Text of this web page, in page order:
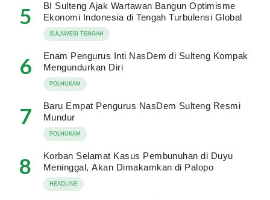
5
BI Sulteng Ajak Wartawan Bangun Optimisme
Ekonomi Indonesia di Tengah Turbulensi Global
SULAWESI TENGAH
6
Enam Pengurus Inti NasDem di Sulteng Kompak
Mengundurkan Diri
POLHUKAM
7
Baru Empat Pengurus NasDem Sulteng Resmi
Mundur
POLHUKAM
8
Korban Selamat Kasus Pembunuhan di Duyu
Meninggal, Akan Dimakamkan di Palopo
HEADLINE